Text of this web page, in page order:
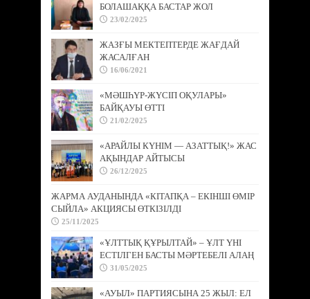
БОЛАШАҚҚА БАСТАР ЖОЛ
23/02/2025
ЖАЗҒЫ МЕКТЕПТЕРДЕ ЖАҒДАЙ
ЖАСАЛҒАН
16/06/2021
«МӘШҺҮР-ЖҮСІП ОҚУЛАРЫ»
БАЙҚАУЫ ӨТТІ
21/02/2025
«АРАЙЛЫ КҮНІМ — АЗАТТЫҚ!» ЖАС
АҚЫНДАР АЙТЫСЫ
26/12/2025
ЖАРМА АУДАНЫНДА «КІТАПҚА – ЕКІНШІ ӨМІР
СЫЙЛА» АКЦИЯСЫ ӨТКІЗІЛДІ
25/11/2025
«ҰЛТТЫҚ ҚҰРЫЛТАЙ» – ҰЛТ ҮНІ
ЕСТІЛГЕН БАСТЫ МӘРТЕБЕЛІ АЛАҢ
31/05/2025
«АУЫЛ» ПАРТИЯСЫНА 25 ЖЫЛ: ЕЛ